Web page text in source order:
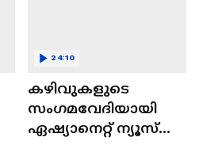
കഴിവുകളുടെ
സംഗമവേദിയായി
ഏഷ്യാനെറ്റ് ന്യൂസ്
24:10